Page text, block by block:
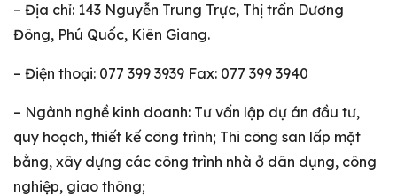
– Địa chỉ: 143 Nguyễn Trung Trực, Thị trấn Dương
Đông, Phú Quốc, Kiên Giang.
– Điện thoại: 077 399 3939 Fax: 077 399 3940
– Ngành nghề kinh doanh: Tư vấn lập dự án đầu tư,
quy hoạch, thiết kế công trình; Thi công san lấp mặt
bằng, xây dựng các công trình nhà ở dân dụng, công
nghiệp, giao thông;